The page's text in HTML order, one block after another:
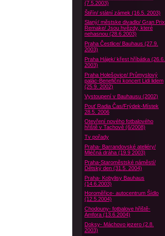
(7.5.2003)
Štiřín/ státní zámek (16.5. 2003)
Slaný/ městske divadlo/ Gran Prix
Remake/ Jsou hvězdy, které
nehasnou (28.6.2003)
Praha Čestlice/ Bauhaus (27.9.
2003)
Praha Hájek/ křest hříbátka (26.6.
2003)
Praha Holešovice/ Průmyslový
palác-Benefiční koncert Lidi lidem
(25.9. 2002)
Vystoupení v Bauhausu (2002)
Pouť Radia Čas/Frýdek-Místek
28.5. 2006
Otevření nového fotbalového
hřiště v Tachově (6/2008)
Tv pořady
Praha- Barrandovské ateliéry/
Mléčná dráha (19.9 2003)
Praha-Staroměstské náměstí/
Dětský den (31.5. 2004)
Praha- Kobylisy Bauhaus
(14.6.2003)
Horoměřice- autocentrum Šídlo
(12.5.2004)
Chodouny- fotbalove hřiště-
Amfora (13.6.2004)
Doksy- Máchovo jezero (2.8.
2003)